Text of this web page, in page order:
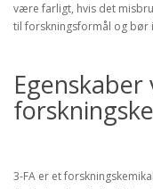
være farligt, hvis det
til forskningsformål og bør
Egenskaber
3-FA er et